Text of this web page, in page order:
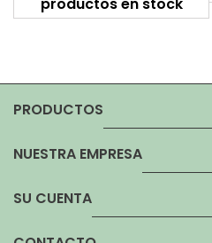
PRODUCTOS
NUESTRA EMPRESA
SU CUENTA